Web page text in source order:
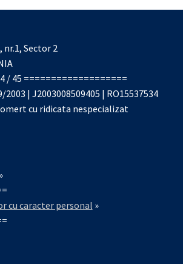
nr.1, Sector 2
/ 45 ===================
2003 | J2003008509405 | RO15537534
cu ridicata nespecializat
»
cu caracter personal »